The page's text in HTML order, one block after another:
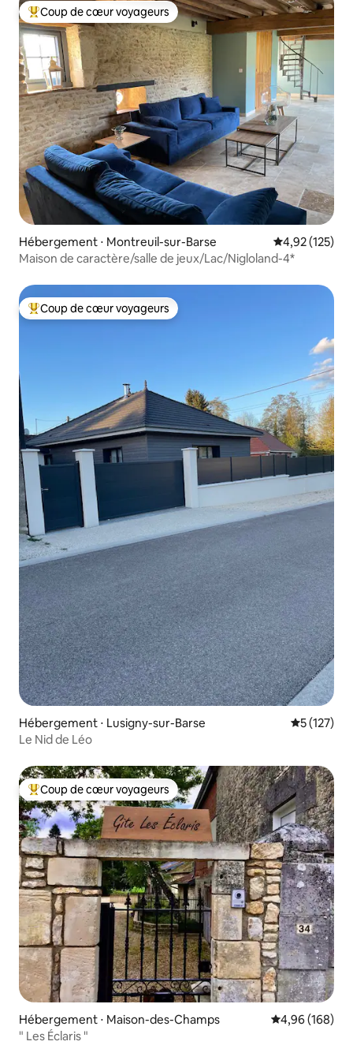
Coups de cœur voyageurs les plus appréciés
Coup de cœur voyageurs
Hébergement ⋅ Montreuil-sur-Barse Évaluation
4,92 (125)
Maison de caractère/salle de jeux/Lac/Nigloland-4*
Coups de cœur voyageurs les plus appréciés
Coup de cœur voyageurs
Hébergement ⋅ Lusigny-sur-Barse Évaluation
5 (127)
Le Nid de Léo
Coups de cœur voyageurs les plus appréciés
Coup de cœur voyageurs
Hébergement ⋅ Maison-des-Champs Évaluation
4,96 (168)
" Les Éclaris "